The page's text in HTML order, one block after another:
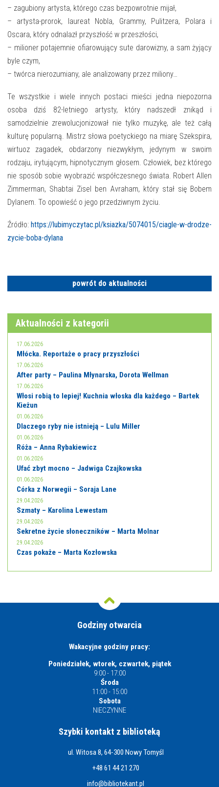
– zagubiony artysta, którego czas bezpowrotnie mijał,
– artysta-prorok, laureat Nobla, Grammy, Pulitzera, Polara i
Oscara, który odnalazł przyszłość w przeszłości,
– milioner potajemnie ofiarowujący sute darowizny, a sam żyjący
byle czym,
– twórca nierozumiany, ale analizowany przez miliony…
Te wszystkie i wiele innych postaci mieści jedna niepozorna
osoba dziś 82-letniego artysty, który nadszedł znikąd i
samodzielnie zrewolucjonizował nie tylko muzykę, ale też całą
kulturę popularną. Mistrz słowa poetyckiego na miarę Szekspira,
wirtuoz zagadek, obdarzony niezwykłym, jedynym w swoim
rodzaju, irytującym, hipnotycznym głosem. Człowiek, bez którego
nie sposób sobie wyobrazić współczesnego świata. Robert Allen
Zimmerman, Shabtai Zisel ben Avraham, który stał się Bobem
Dylanem. To opowieść o jego przedziwnym życiu.
Źródło: https://lubimyczytac.pl/ksiazka/5074015/ciagle-w-drodze-
zycie-boba-dylana
powrót do aktualności
Aktualności z kategorii
17.06.2026
Młócka. Reportaże o pracy przyszłości
17.06.2026
After party – Paulina Młynarska, Dorota Wellman
17.06.2026
Włosi robią to lepiej! Kuchnia włoska dla każdego – Bartek
Kieżun
01.06.2026
Dlaczego ryby nie istnieją – Lulu Miller
01.06.2026
Róża – Anna Rybakiewicz
01.06.2026
Ufać zbyt mocno – Jadwiga Czajkowska
01.06.2026
Córka z Norwegii – Soraja Lane
29.04.2026
Szmaty – Karolina Lewestam
29.04.2026
Sekretne życie słoneczników – Marta Molnar
29.04.2026
Czas pokaże – Marta Kozłowska
Godziny otwarcia
Wakacyjne godziny pracy:
Poniedziałek, wtorek, czwartek, piątek
9:00 - 17:00
Środa
11:00 - 15:00
Sobota
NIECZYNNE
Szybki kontakt z biblioteką
ul. Witosa 8, 64-300 Nowy Tomyśl
+48 61 44 21 270
info@bibliotekant.pl